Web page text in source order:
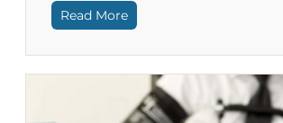
Read More